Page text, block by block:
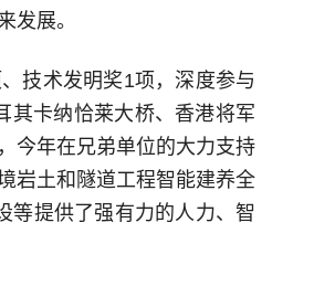
发展。
技术发明奖1项，深度参与
其卡纳恰莱大桥、香港将军
今年在兄弟单位的大力支持
岩土和隧道工程智能建养全
等提供了强有力的人力、智